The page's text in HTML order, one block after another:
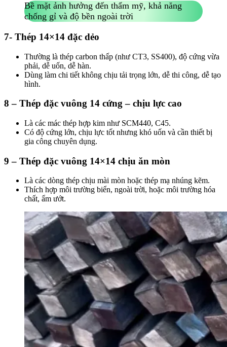
Bề mặt ảnh hưởng đến thẩm mỹ, khả năng
chống gỉ và độ bền ngoài trời
7- Thép 14×14 đặc dẻo
Thường là thép carbon thấp (như CT3, SS400), độ cứng vừa
phải, dễ uốn, dễ hàn.
Dùng làm chi tiết không chịu tải trọng lớn, dễ thi công, dễ tạo
hình.
8 – Thép đặc vuông 14 cứng – chịu lực cao
Là các mác thép hợp kim như SCM440, C45.
Có độ cứng lớn, chịu lực tốt nhưng khó uốn và cần thiết bị
gia công chuyên dụng.
9 – Thép đặc vuông 14×14 chịu ăn mòn
Là các dòng thép chịu mài mòn hoặc thép mạ nhúng kẽm.
Thích hợp môi trường biển, ngoài trời, hoặc môi trường hóa
chất, ẩm ướt.